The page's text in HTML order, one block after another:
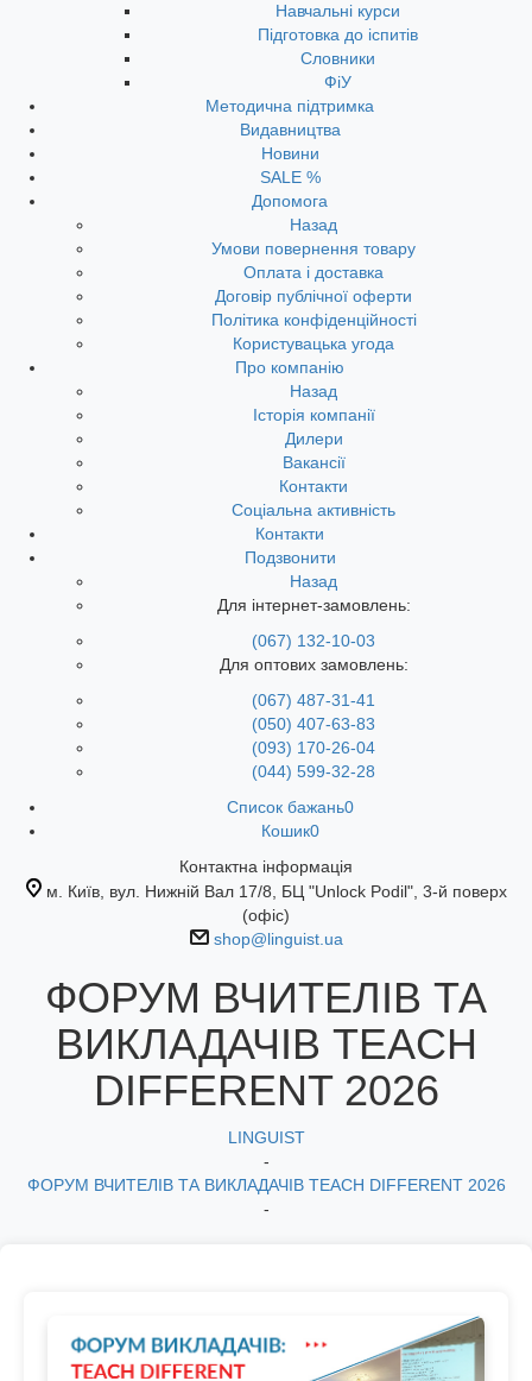
Навчальні курси
Підготовка до іспитів
Словники
ФіУ
Методична підтримка
Видавництва
Новини
SALE %
Допомога
Назад
Умови повернення товару
Оплата і доставка
Договір публічної оферти
Політика конфіденційності
Користувацька угода
Про компанію
Назад
Історія компанії
Дилери
Вакансії
Контакти
Соціальна активність
Контакти
Подзвонити
Назад
Для інтернет-замовлень:
(067) 132-10-03
Для оптових замовлень:
(067) 487-31-41
(050) 407-63-83
(093) 170-26-04
(044) 599-32-28
Список бажань0
Кошик0
Контактна інформація
м. Київ, вул. Нижній Вал 17/8, БЦ "Unlock Podil", 3-й поверх
(офіс)
shop@linguist.ua
ФОРУМ ВЧИТЕЛІВ ТА
ВИКЛАДАЧІВ TEACH
DIFFERENT 2026
LINGUIST
-
ФОРУМ ВЧИТЕЛІВ ТА ВИКЛАДАЧІВ TEACH DIFFERENT 2026
-